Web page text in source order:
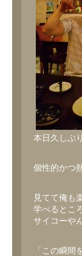
本日久しぶ
個性的かつ
見てて俺も
学べるとこ
サイコーや
「この瞬間